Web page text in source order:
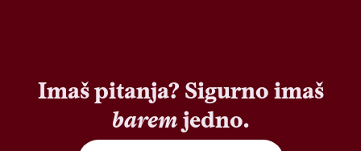
Imaš pitanja? Sigurno imaš
baremjedno.